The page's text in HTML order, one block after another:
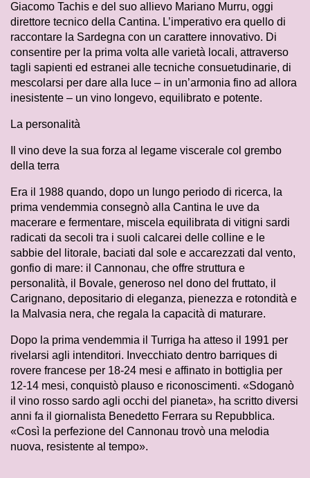
Giacomo Tachis e del suo allievo Mariano Murru, oggi
direttore tecnico della Cantina. L’imperativo era quello di
raccontare la Sardegna con un carattere innovativo. Di
consentire per la prima volta alle varietà locali, attraverso
tagli sapienti ed estranei alle tecniche consuetudinarie, di
mescolarsi per dare alla luce – in un’armonia fino ad allora
inesistente – un vino longevo, equilibrato e potente.
La personalità
Il vino deve la sua forza al legame viscerale col grembo
della terra
Era il 1988 quando, dopo un lungo periodo di ricerca, la
prima vendemmia consegnò alla Cantina le uve da
macerare e fermentare, miscela equilibrata di vitigni sardi
radicati da secoli tra i suoli calcarei delle colline e le
sabbie del litorale, baciati dal sole e accarezzati dal vento,
gonfio di mare: il Cannonau, che offre struttura e
personalità, il Bovale, generoso nel dono del fruttato, il
Carignano, depositario di eleganza, pienezza e rotondità e
la Malvasia nera, che regala la capacità di maturare.
Dopo la prima vendemmia il Turriga ha atteso il 1991 per
rivelarsi agli intenditori. Invecchiato dentro barriques di
rovere francese per 18-24 mesi e affinato in bottiglia per
12-14 mesi, conquistò plauso e riconoscimenti. «Sdoganò
il vino rosso sardo agli occhi del pianeta», ha scritto diversi
anni fa il giornalista Benedetto Ferrara su Repubblica.
«Così la perfezione del Cannonau trovò una melodia
nuova, resistente al tempo».